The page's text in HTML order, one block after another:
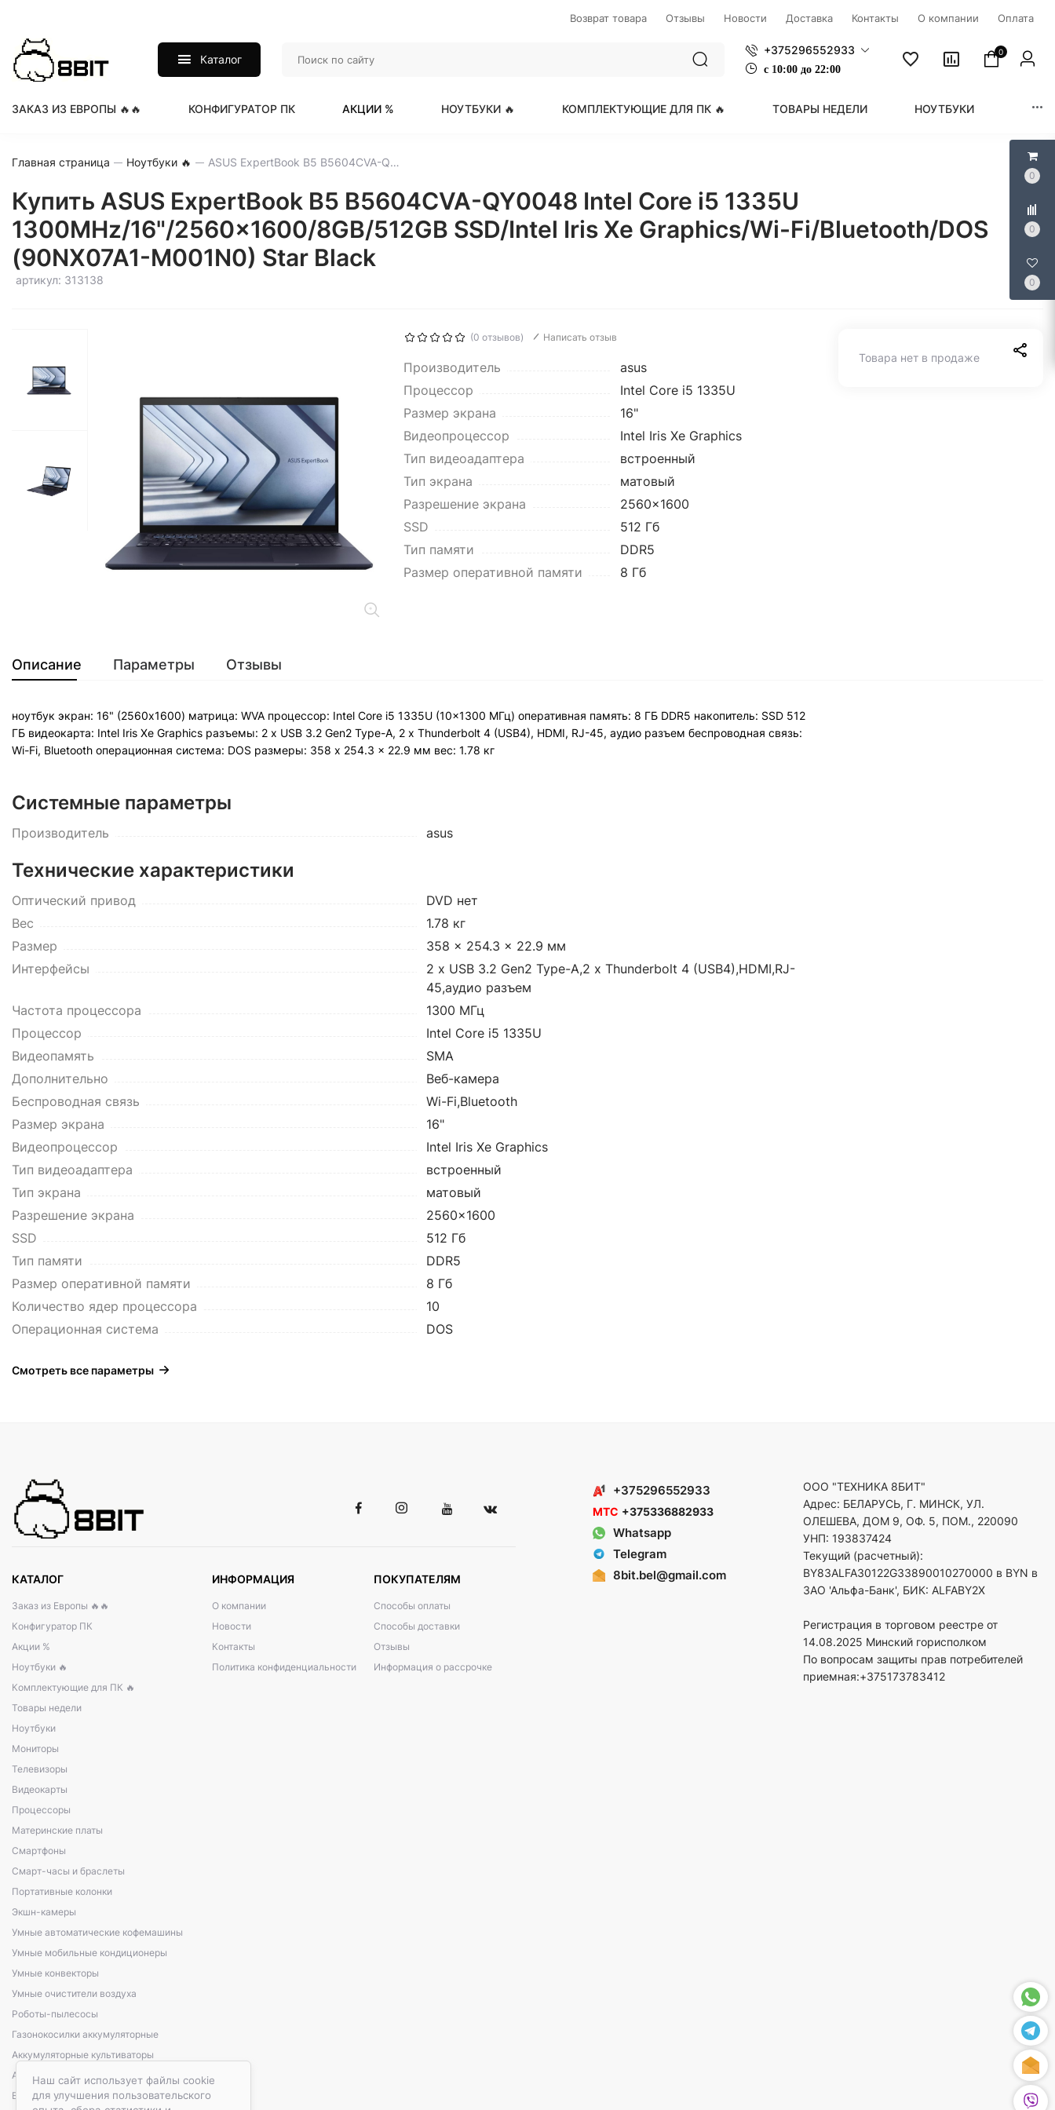
0
0
0
Наш сайт использует файлы cookie
для улучшения пользовательского
Возврат товара Отзывы Новости Доставка Контакты О компании Оплата
Каталог
+375296552933
с 1 0:00 до 22:00
0
ЗАКАЗ ИЗ ЕВРОПЫ 🔥🔥 КОНФИГУРАТОР ПК АКЦИИ % НОУТБУКИ 🔥 КОМПЛЕКТУЮЩИЕ ДЛЯ ПК 🔥 ТОВАРЫ НЕДЕЛИ НОУТБУКИ
Главная страница Ноутбуки 🔥 ASUS ExpertBook B5 B5604CVA-QY0048 Intel Core i5 1335U 1300MHz/16"/2560x1600/8GB/512GB SSD/Intel Iris Xe Graphics/Wi-Fi/Bluetooth/DOS (90NX07A1-M001N0) Star Black
Купить ASUS ExpertBook B5 B5604CVA-QY0048 Intel Core i5 1335U
1300MHz/16"/2560x1600/8GB/512GB SSD/Intel Iris Xe Graphics/Wi-Fi/Bluetooth/DOS
(90NX07A1-M001N0) Star Black
артикул: 313138
(0 отзывов) Написать отзыв
Производитель
asus
Процессор
Intel Core i5 1335U
Размер экрана
16"
Видеопроцессор
Intel Iris Xe Graphics
Тип видеоадаптера
встроенный
Тип экрана
матовый
Разрешение экрана
2560x1600
SSD
512 Гб
Тип памяти
DDR5
Размер оперативной памяти
8 Гб
Товара нет в продаже
Описание Параметры Отзывы
ноутбук экран: 16" (2560x1600) матрица: WVA процессор: Intel Core i5 1335U (10x1300 МГц) оперативная память: 8 ГБ DDR5 накопитель: SSD 512
ГБ видеокарта: Intel Iris Xe Graphics разъемы: 2 x USB 3.2 Gen2 Type-A, 2 x Thunderbolt 4 (USB4), HDMI, RJ-45, аудио разъем беспроводная связь:
Wi-Fi, Bluetooth операционная система: DOS pазмеры: 358 x 254.3 x 22.9 мм вес: 1.78 кг
Системные параметры
Производитель asus
Технические характеристики
Оптический привод
DVD нет
Вес
1.78 кг
Размер
358 x 254.3 x 22.9 мм
Интерфейсы
2 x USB 3.2 Gen2 Type-A,2 x Thunderbolt 4 (USB4),HDMI,RJ-
45,аудио разъем
Частота процессора
1300 МГц
Процессор
Intel Core i5 1335U
Видеопамять
SMA
Дополнительно
Веб-камера
Беспроводная связь
Wi-Fi,Bluetooth
Размер экрана
16"
Видеопроцессор
Intel Iris Xe Graphics
Тип видеоадаптера
встроенный
Тип экрана
матовый
Разрешение экрана
2560x1600
SSD
512 Гб
Тип памяти
DDR5
Размер оперативной памяти
8 Гб
Количество ядер процессора
10
Операционная система
DOS
Смотреть все параметры
КАТАЛОГ
Заказ из Европы 🔥🔥
Конфигуратор ПК
Акции %
Ноутбуки 🔥
Комплектующие для ПК 🔥
Товары недели
Ноутбуки
Мониторы
Телевизоры
Видеокарты
Процессоры
Материнские платы
Смартфоны
Смарт-часы и браслеты
Портативные колонки
Экшн-камеры
Умные автоматические кофемашины
Умные мобильные кондиционеры
Умные конвекторы
Умные очистители воздуха
Роботы-пылесосы
Газонокосилки аккумуляторные
Аккумуляторные культиваторы
Аккумуляторные кусторезы, сучкорезы
Варочные панели электрические
ИНФОРМАЦИЯ
О компании
Новости
Контакты
Политика конфиденциальности
ПОКУПАТЕЛЯМ
Способы оплаты
Способы доставки
Отзывы
Информация о рассрочке
+375296552933
МТС +375336882933
Whatsapp
Telegram
8bit.bel@gmail.com
ООО "ТЕХНИКА 8БИТ"
Адрес: БЕЛАРУСЬ, Г. МИНСК, УЛ.
ОЛЕШЕВА, ДОМ 9, ОФ. 5, ПОМ., 220090
УНП: 193837424
Текущий (расчетный):
BY83ALFA30122G33890010270000 в BYN в
ЗАО 'Альфа-Банк', БИК: ALFABY2X
Регистрация в торговом реестре от
14.08.2025 Минский горисполком
По вопросам защиты прав потребителей
приемная:+375173783412